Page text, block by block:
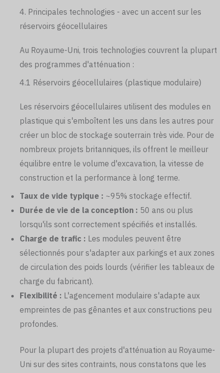
4. Principales technologies - avec un accent sur les
réservoirs géocellulaires
Au Royaume-Uni, trois technologies couvrent la plupart
des programmes d'atténuation :
4.1 Réservoirs géocellulaires (plastique modulaire)
Les réservoirs géocellulaires utilisent des modules en
plastique qui s'emboîtent les uns dans les autres pour
créer un bloc de stockage souterrain très vide. Pour de
nombreux projets britanniques, ils offrent le meilleur
équilibre entre le volume d'excavation, la vitesse de
construction et la performance à long terme.
Taux de vide typique : ~95% stockage effectif.
Durée de vie de la conception : 50 ans ou plus
lorsqu'ils sont correctement spécifiés et installés.
Charge de trafic : Les modules peuvent être
sélectionnés pour s'adapter aux parkings et aux zones
de circulation des poids lourds (vérifier les tableaux de
charge du fabricant).
Flexibilité : L'agencement modulaire s'adapte aux
empreintes de pas gênantes et aux constructions peu
profondes.
Pour la plupart des projets d'atténuation au Royaume-
Uni sur des sites contraints, nous constatons que les